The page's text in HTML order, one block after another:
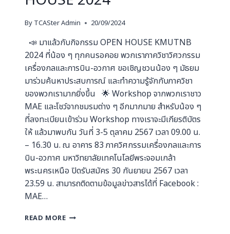
By TCASter Admin 20/09/2024
📣 มาแล้วกับกิจกรรม OPEN HOUSE KMUTNB
2024 ที่น้อง ๆ ทุกคนรอคอย พวกเราภาควิชาวิศวกรรม
เครื่องกลและการบิน-อวกาศ ขอเชิญชวนน้อง ๆ มัธยม
มาร่วมค้นหาประสบการณ์ และทำความรู้จักกับภาควิชา
ของพวกเรามากยิ่งขึ้น 🌟 Workshop จากพวกเราชาว
MAE และโชว์จากชมรมต่าง ๆ อีกมากมาย สำหรับน้อง ๆ
ที่ลงทะเบียนเข้าร่วม Workshop ทางเราจะมีเกียรติบัตร
ให้ แล้วมาพบกัน วันที่ 3-5 ตุลาคม 2567 เวลา 09.00 น.
– 16.30 น. ณ อาคาร 83 ภาควิศกรรมเครื่องกลและการ
บิน-อวกาศ มหาวิทยาลัยเทคโนโลยีพระจอมเกล้า
พระนครเหนือ ปิดรับสมัคร 30 กันยายน 2567 เวลา
23.59 น. สามารถติดตามข้อมูลข่าวสารได้ที่ Facebook :
MAE…
READ MORE